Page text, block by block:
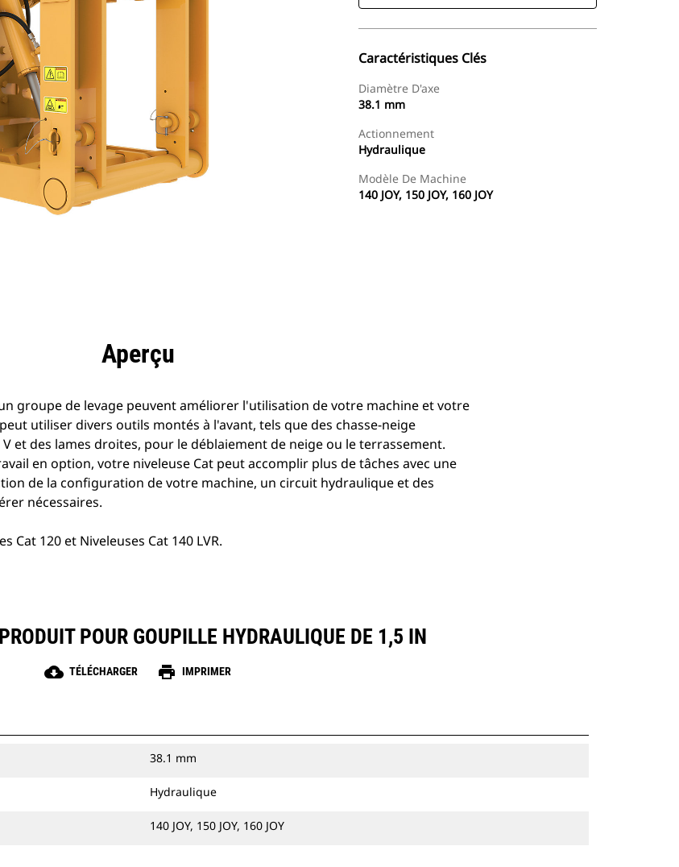
Caractéristiques Clés
Diamètre D'axe
38.1 mm
Actionnement
Hydraulique
Modèle De Machine
140 JOY, 150 JOY, 160 JOY
Aperçu
groupe de levage peuvent améliorer l'utilisation de votre machine et votre
utiliser divers outils montés à l'avant, tels que des chasse-neige
et des lames droites, pour le déblaiement de neige ou le terrassement.
en option, votre niveleuse Cat peut accomplir plus de tâches avec une
de la configuration de votre machine, un circuit hydraulique et des
nécessaires.
Cat 120 et Niveleuses Cat 140 LVR.
POUR GOUPILLE HYDRAULIQUE DE 1,5 IN
cloud_download TÉLÉCHARGER print IMPRIMER
38.1 mm
Hydraulique
140 JOY, 150 JOY, 160 JOY